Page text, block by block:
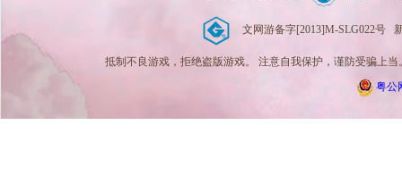
文网游备字[2013]M-SLG022号
抵制不良游戏，拒绝盗版游戏。 注意自我保护，谨防受骗上
粤公